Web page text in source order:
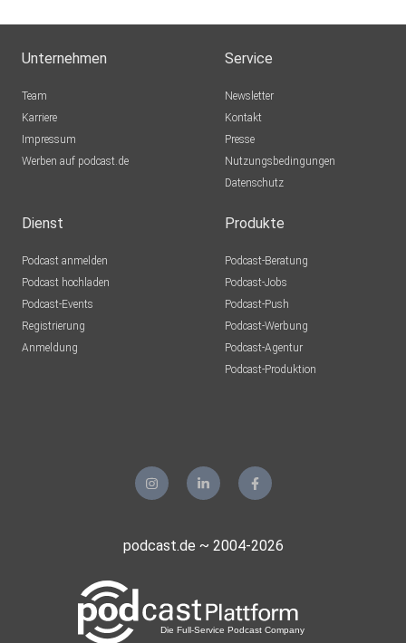
Unternehmen
Team
Karriere
Impressum
Werben auf podcast.de
Service
Newsletter
Kontakt
Presse
Nutzungsbedingungen
Datenschutz
Dienst
Podcast anmelden
Podcast hochladen
Podcast-Events
Registrierung
Anmeldung
Produkte
Podcast-Beratung
Podcast-Jobs
Podcast-Push
Podcast-Werbung
Podcast-Agentur
Podcast-Produktion
podcast.de ~ 2004-2026